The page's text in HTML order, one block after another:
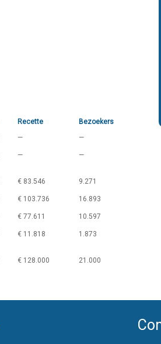
Recette
Bezoekers
— —
— —
€ 83.546 9.271
€ 103.736 16.893
€ 77.611 10.597
€ 11.818 1.873
€ 128.000 21.000